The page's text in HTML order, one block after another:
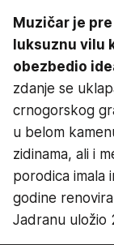
Muzičar je
luksuznu vilu
obezbedio
zdanje se
crnogorskog
u belom
zidinama, ali i
porodica imala
godine
Jadranu uložio